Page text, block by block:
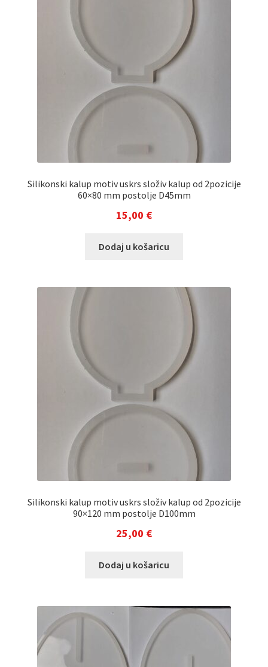
Silikonski kalup motiv uskrs složiv kalup od 2pozicije
60×80 mm postolje D45mm
15,00 €
Dodaj u košaricu
Silikonski kalup motiv uskrs složiv kalup od 2pozicije
90×120 mm postolje D100mm
25,00 €
Dodaj u košaricu